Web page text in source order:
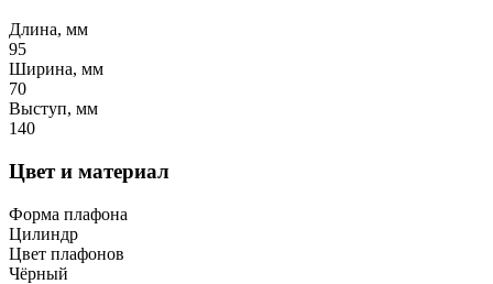
Длина, мм
95
Ширина, мм
70
Выступ, мм
140
Цвет и материал
Форма плафона
Цилиндр
Цвет плафонов
Чёрный